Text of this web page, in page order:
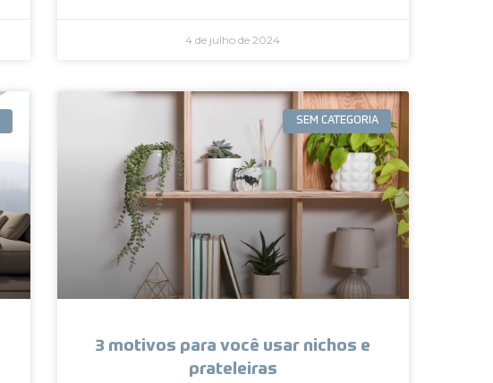
4 de julho de 2024
SEM CATEGORIA
3 motivos para você usar nichos e
prateleiras